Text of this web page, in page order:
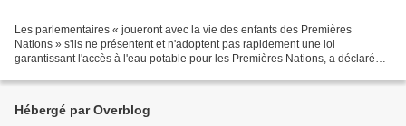
Les parlementaires « joueront avec la vie des enfants des Premières
Nations » s'ils ne présentent et n'adoptent pas rapidement une loi
garantissant l'accès à l'eau potable pour les Premières Nations, a déclaré
Hébergé par Overblog